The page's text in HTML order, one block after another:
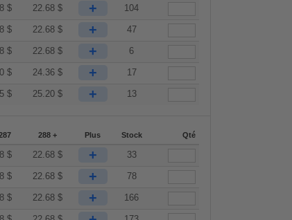
$ 22.68$ + 104
$ 22.68$ + 47
$ 22.68$ + 6
$ 24.36$ + 17
$ 25.20$ + 13
288 + Plus Stock Qté
$ 22.68$ + 33
$ 22.68$ + 78
$ 22.68$ + 166